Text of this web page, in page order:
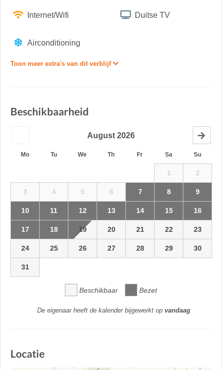
Internet/Wifi Duitse TV
Airconditioning
Toon meer extra's van dit verblijf
Beschikbaarheid
August 2026
Mo Tu We Th Fr Sa Su
1 2
3 4 5 6 7 8 9
10 11 12 13 14 15 16
17 18 19 20 21 22 23
24 25 26 27 28 29 30
31
Beschikbaar Bezet
De eigenaar heeft de kalender bijgewerkt op vandaag
Locatie